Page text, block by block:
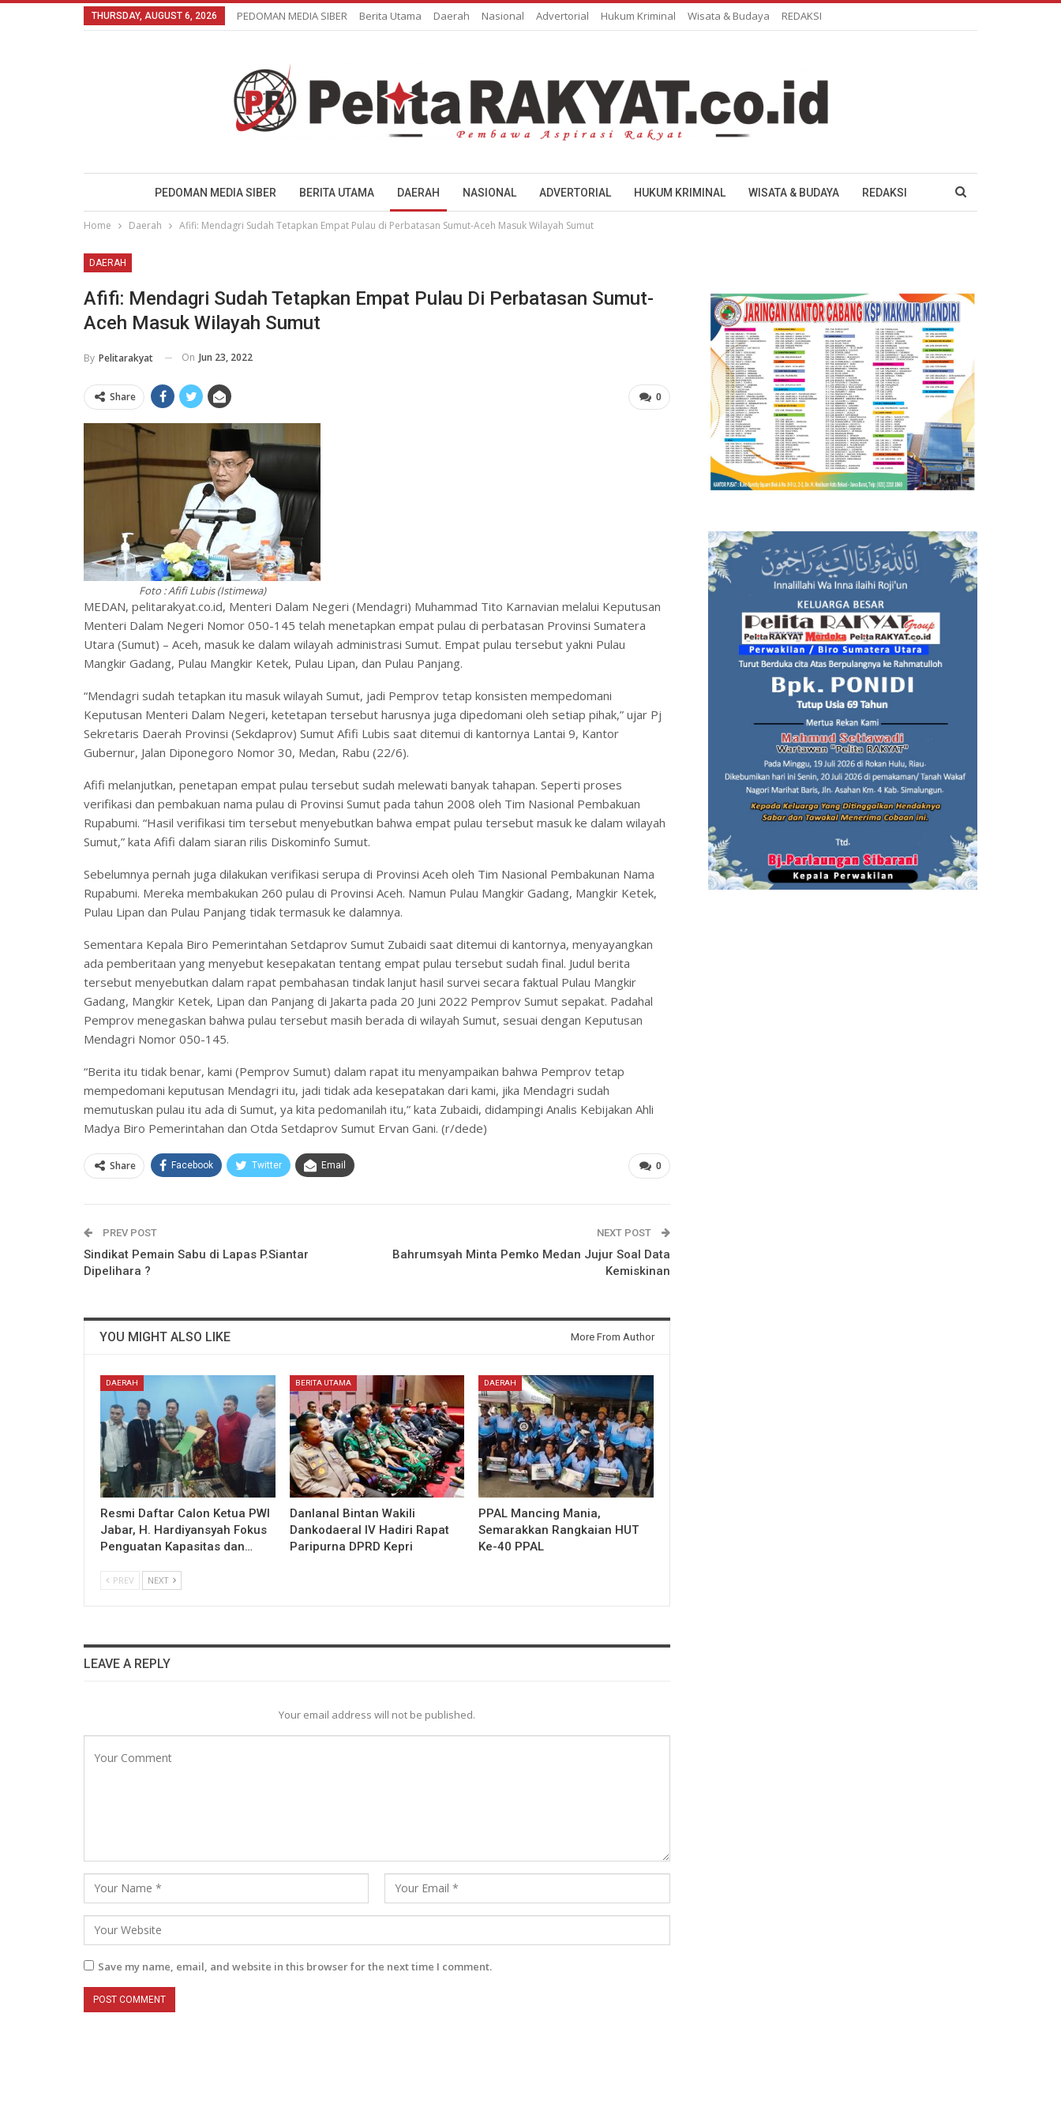
THURSDAY, AUGUST 6, 2026 PEDOMAN MEDIA SIBER Berita Utama Daerah Nasional Advertorial Hukum Kriminal Wisata & Budaya REDAKSI
PEDOMAN MEDIA SIBER BERITA UTAMA DAERAH NASIONAL ADVERTORIAL HUKUM KRIMINAL WISATA & BUDAYA REDAKSI
Home Daerah Afifi: Mendagri Sudah Tetapkan Empat Pulau di Perbatasan Sumut-Aceh Masuk Wilayah Sumut
DAERAH
Afifi: Mendagri Sudah Tetapkan Empat Pulau Di Perbatasan Sumut-
Aceh Masuk Wilayah Sumut
By Pelitarakyat On Jun 23, 2022
0
Share
Foto : Afifi Lubis (Istimewa)
MEDAN, pelitarakyat.co.id, Menteri Dalam Negeri (Mendagri) Muhammad Tito Karnavian melalui Keputusan
Menteri Dalam Negeri Nomor 050-145 telah menetapkan empat pulau di perbatasan Provinsi Sumatera
Utara (Sumut) – Aceh, masuk ke dalam wilayah administrasi Sumut. Empat pulau tersebut yakni Pulau
Mangkir Gadang, Pulau Mangkir Ketek, Pulau Lipan, dan Pulau Panjang.
“Mendagri sudah tetapkan itu masuk wilayah Sumut, jadi Pemprov tetap konsisten mempedomani
Keputusan Menteri Dalam Negeri, ketetapan tersebut harusnya juga dipedomani oleh setiap pihak,” ujar Pj
Sekretaris Daerah Provinsi (Sekdaprov) Sumut Afifi Lubis saat ditemui di kantornya Lantai 9, Kantor
Gubernur, Jalan Diponegoro Nomor 30, Medan, Rabu (22/6).
Afifi melanjutkan, penetapan empat pulau tersebut sudah melewati banyak tahapan. Seperti proses
verifikasi dan pembakuan nama pulau di Provinsi Sumut pada tahun 2008 oleh Tim Nasional Pembakuan
Rupabumi. “Hasil verifikasi tim tersebut menyebutkan bahwa empat pulau tersebut masuk ke dalam wilayah
Sumut,” kata Afifi dalam siaran rilis Diskominfo Sumut.
Sebelumnya pernah juga dilakukan verifikasi serupa di Provinsi Aceh oleh Tim Nasional Pembakunan Nama
Rupabumi. Mereka membakukan 260 pulau di Provinsi Aceh. Namun Pulau Mangkir Gadang, Mangkir Ketek,
Pulau Lipan dan Pulau Panjang tidak termasuk ke dalamnya.
Sementara Kepala Biro Pemerintahan Setdaprov Sumut Zubaidi saat ditemui di kantornya, menyayangkan
ada pemberitaan yang menyebut kesepakatan tentang empat pulau tersebut sudah final. Judul berita
tersebut menyebutkan dalam rapat pembahasan tindak lanjut hasil survei secara faktual Pulau Mangkir
Gadang, Mangkir Ketek, Lipan dan Panjang di Jakarta pada 20 Juni 2022 Pemprov Sumut sepakat. Padahal
Pemprov menegaskan bahwa pulau tersebut masih berada di wilayah Sumut, sesuai dengan Keputusan
Mendagri Nomor 050-145.
“Berita itu tidak benar, kami (Pemprov Sumut) dalam rapat itu menyampaikan bahwa Pemprov tetap
mempedomani keputusan Mendagri itu, jadi tidak ada kesepatakan dari kami, jika Mendagri sudah
memutuskan pulau itu ada di Sumut, ya kita pedomanilah itu,” kata Zubaidi, didampingi Analis Kebijakan Ahli
Madya Biro Pemerintahan dan Otda Setdaprov Sumut Ervan Gani. (r/dede)
0
Share Facebook Twitter Email
PREV POST
Sindikat Pemain Sabu di Lapas P.Siantar
Dipelihara ?
NEXT POST
Bahrumsyah Minta Pemko Medan Jujur Soal Data
Kemiskinan
YOU MIGHT ALSO LIKE More From Author
DAERAH
Resmi Daftar Calon Ketua PWI
Jabar, H. Hardiyansyah Fokus
Penguatan Kapasitas dan…
BERITA UTAMA
Danlanal Bintan Wakili
Dankodaeral IV Hadiri Rapat
Paripurna DPRD Kepri
DAERAH
PPAL Mancing Mania,
Semarakkan Rangkaian HUT
Ke-40 PPAL
PREV NEXT
LEAVE A REPLY
Your email address will not be published.
Save my name, email, and website in this browser for the next time I comment.